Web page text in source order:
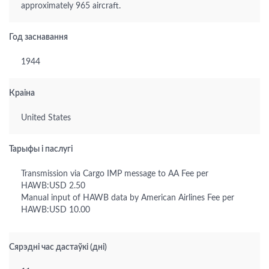
approximately 965 aircraft.
Год заснавання
1944
Краіна
United States
Тарыфы і паслугі
Transmission via Cargo IMP message to AA Fee per
HAWB:USD 2.50
Manual input of HAWB data by American Airlines Fee per
HAWB:USD 10.00
Сярэдні час дастаўкі (дні)